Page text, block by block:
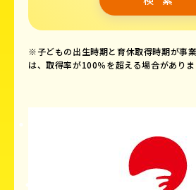
※子どもの出生時期と育休取得時期が事
は、取得率が100％を超える場合がありま